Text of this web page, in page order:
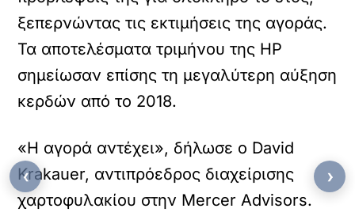
ξεπερνώντας τις εκτιμήσεις της αγοράς.
Τα αποτελέσματα τριμήνου της HP
σημείωσαν επίσης τη μεγαλύτερη αύξηση
κερδών από το 2018.
«Η αγορά αντέχει», δήλωσε ο David
Krakauer, αντιπρόεδρος διαχείρισης
χαρτοφυλακίου στην Mercer Advisors.
‹ ›